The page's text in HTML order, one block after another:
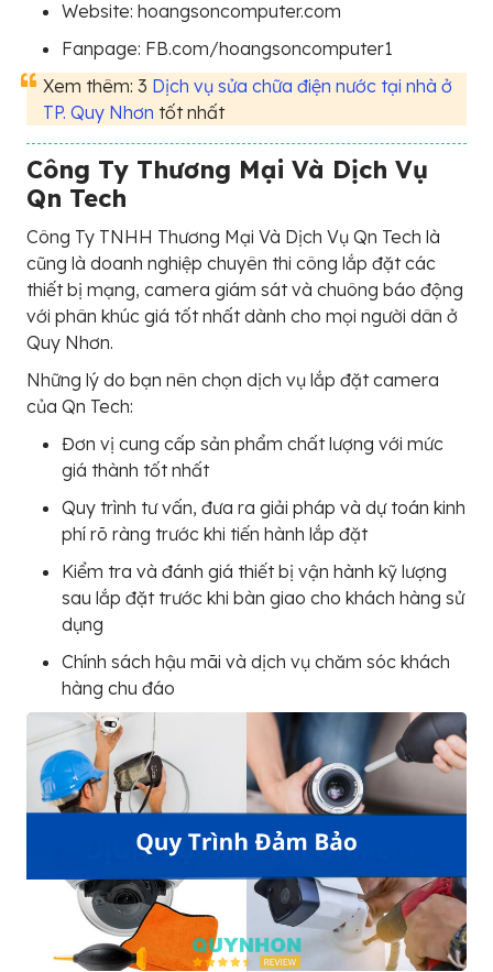
Website: hoangsoncomputer.com
Fanpage: FB.com/hoangsoncomputer1
Xem thêm: 3 Dịch vụ sửa chữa điện nước tại nhà ở
TP. Quy Nhơn tốt nhất
Công Ty Thương Mại Và Dịch Vụ
Qn Tech
Công Ty TNHH Thương Mại Và Dịch Vụ Qn Tech là
cũng là doanh nghiệp chuyên thi công lắp đặt các
thiết bị mạng, camera giám sát và chuông báo động
với phân khúc giá tốt nhất dành cho mọi người dân ở
Quy Nhơn.
Những lý do bạn nên chọn dịch vụ lắp đặt camera
của Qn Tech:
Đơn vị cung cấp sản phẩm chất lượng với mức
giá thành tốt nhất
Quy trình tư vấn, đưa ra giải pháp và dự toán kinh
phí rõ ràng trước khi tiến hành lắp đặt
Kiểm tra và đánh giá thiết bị vận hành kỹ lượng
sau lắp đặt trước khi bàn giao cho khách hàng sử
dụng
Chính sách hậu mãi và dịch vụ chăm sóc khách
hàng chu đáo